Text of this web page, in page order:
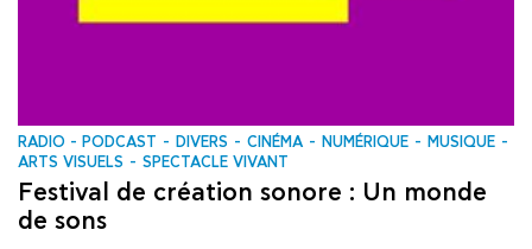
RADIO - PODCAST DIVERS CINÉMA NUMÉRIQUE
MUSIQUE
ARTS VISUELS
SPECTACLE VIVANT
Festival de création sonore : Un monde
de sons